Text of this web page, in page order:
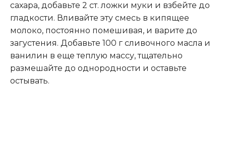
сахара, добавьте 2 ст. ложки муки и взбейте до
гладкости. Вливайте эту смесь в кипящее
молоко, постоянно помешивая, и варите до
загустения. Добавьте 100 г сливочного масла и
ванилин в еще теплую массу, тщательно
размешайте до однородности и оставьте
остывать.